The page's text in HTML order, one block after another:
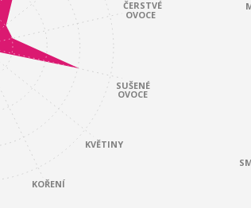
ČERSTVÉ
OVOCE
SUŠENÉ
OVOCE
KVĚTINY
KOŘENÍ